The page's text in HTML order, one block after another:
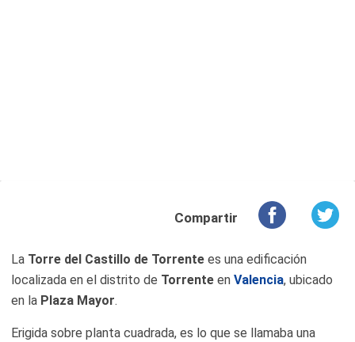
Compartir
La Torre del Castillo de Torrente es una edificación
localizada en el distrito de Torrente en Valencia, ubicado
en la Plaza Mayor.
Erigida sobre planta cuadrada, es lo que se llamaba una